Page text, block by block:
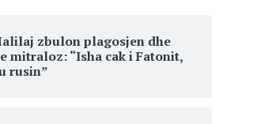
zbulon plagosjen dhe
mitraloz: “Isha cak i Fatonit,
rusin”